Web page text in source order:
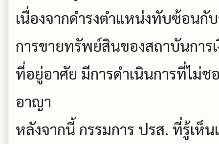
เนื่องจากดำรงตำแหน่งทับซ้อนกั
การขายทรัพย์สินของสถาบันการ
ที่อยู่อาศัย มีการดำเนินการที่ไม่
อาญา
หลังจากนี้ กรรมการ ปรส. ที่รู้เห็น